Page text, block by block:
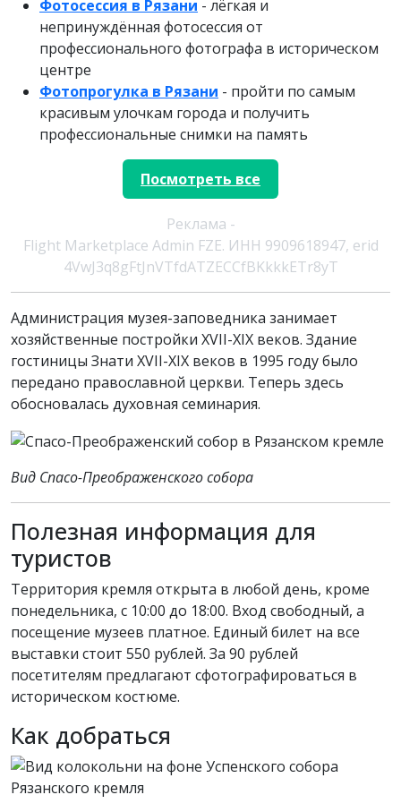
Фотосессия в Рязани - лёгкая и
непринуждённая фотосессия от
профессионального фотографа в историческом
центре
Фотопрогулка в Рязани - пройти по самым
красивым улочкам города и получить
профессиональные снимки на память
Посмотреть все
Реклама -
Flight Marketplace Admin FZE. ИНН 9909618947, erid
4VwJ3q8gFtJnVTfdATZECCfBKkkkETr8yT
Администрация музея-заповедника занимает
хозяйственные постройки XVII-XIX веков. Здание
гостиницы Знати XVII-XIX веков в 1995 году было
передано православной церкви. Теперь здесь
обосновалась духовная семинария.
Вид Спасо-Преображенского собора
Полезная информация для
туристов
Территория кремля открыта в любой день, кроме
понедельника, с 10:00 до 18:00. Вход свободный, а
посещение музеев платное. Единый билет на все
выставки стоит 550 рублей. За 90 рублей
посетителям предлагают сфотографироваться в
историческом костюме.
Как добраться